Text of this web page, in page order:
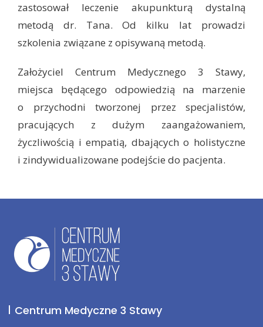
zastosował leczenie akupunkturą dystalną
metodą dr. Tana. Od kilku lat prowadzi
szkolenia związane z opisywaną metodą.
Założyciel Centrum Medycznego 3 Stawy,
miejsca będącego odpowiedzią na marzenie
o przychodni tworzonej przez specjalistów,
pracujących z dużym zaangażowaniem,
życzliwością i empatią, dbających o holistyczne
i zindywidualizowane podejście do pacjenta.
Centrum Medyczne 3 Stawy